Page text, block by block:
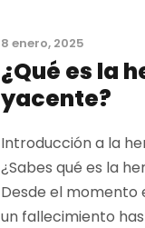
8 enero, 2025
¿Qué es la
yacente?
Introducción a la
¿Sabes qué es la
Desde el momento
un fallecimiento